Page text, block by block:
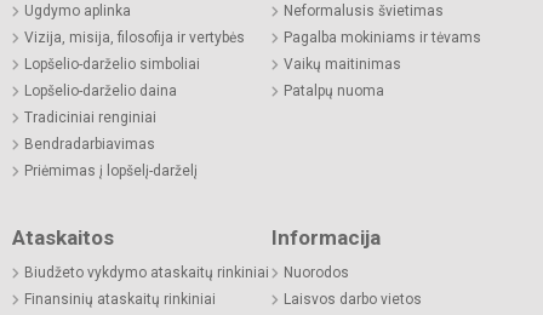
Ugdymo aplinka
Vizija, misija, filosofija ir vertybės
Lopšelio-darželio simboliai
Lopšelio-darželio daina
Tradiciniai renginiai
Bendradarbiavimas
Priėmimas į lopšelį-darželį
Neformalusis švietimas
Pagalba mokiniams ir tėvams
Vaikų maitinimas
Patalpų nuoma
Ataskaitos
Biudžeto vykdymo ataskaitų rinkiniai
Finansinių ataskaitų rinkiniai
Informacija
Nuorodos
Laisvos darbo vietos